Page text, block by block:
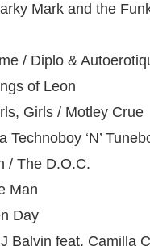
Mark and the
/ Diplo &
of Leon
Girls / Motley Crue
‘N’
/ The D.O.C.
Man
Day
Balvin feat. Camilla